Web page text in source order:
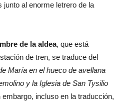
al enorme letrero de la
de la aldea, que está
de tren, se traduce del
María en el hueco de avellana
y la Iglesia de San Tysilio
embargo, incluso en la traducción,